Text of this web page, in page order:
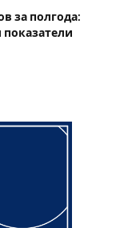
за полгода:
показатели